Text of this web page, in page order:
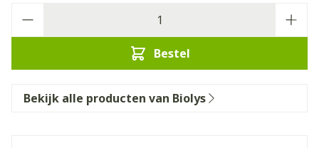
Bestel
Bekijk alle producten van Biolys